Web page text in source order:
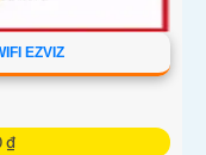
EZVIZ
₫